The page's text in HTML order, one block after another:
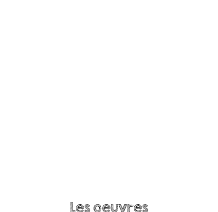
Les oeuvres